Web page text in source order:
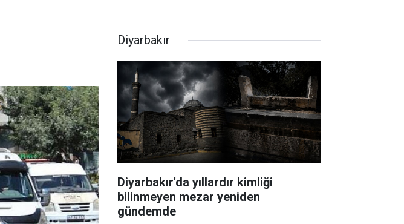
Diyarbakır
Diyarbakır'da yıllardır kimliği
bilinmeyen mezar yeniden
gündemde